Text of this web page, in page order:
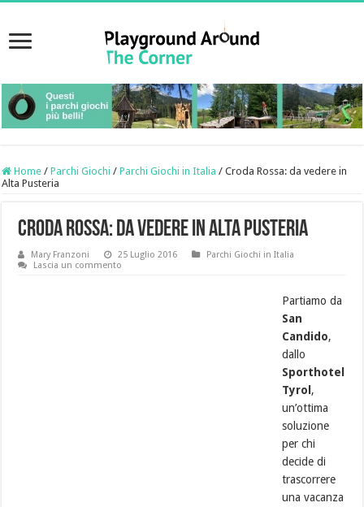
Home / Parchi Giochi / Parchi Giochi in Italia / Croda Rossa: da vedere in
Alta Pusteria
Croda Rossa: da vedere in Alta Pusteria
Mary Franzoni 25 Luglio 2016
Parchi Giochi in Italia
Lascia un commento
Partiamo da
San
Candido,
dallo
Sporthotel
Tyrol ,
un’ottima
soluzione
per chi
decide di
trascorrere
una vacanza